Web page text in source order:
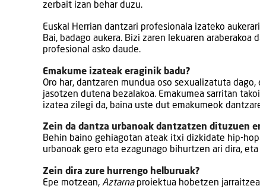
zerbait izan behar duzu.
Euskal Herrian dantzari profesionala izateko
Bai, badago aukera. Bizi zaren lekuaren
profesional asko daude.
Emakume izateak eraginik badu?
Oro har, dantzaren mundua oso sexualizatuta
jasotzen dutena bezalakoa. Emakumea sarritan
izatea zilegi da, baina uste dut emakumeok
Zein da dantza urbanoak dantzatzen dituzuen
Behin baino gehiagotan ateak itxi dizkidate hip-
urbanoak gero eta ezagunago bihurtzen ari dira,
Zein dira zure hurrengo helburuak?
Epe motzean, Aztarnaproiektua hobetzen